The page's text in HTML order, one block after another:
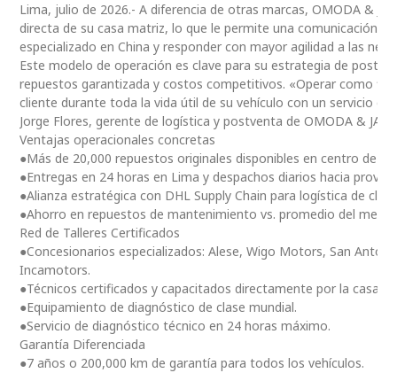
Lima, julio de 2026.- A diferencia de otras marcas, OMODA &
directa de su casa matriz, lo que le permite una comunicación
especializado en China y responder con mayor agilidad a las
Este modelo de operación es clave para su estrategia de
repuestos garantizada y costos competitivos. «Operar como
cliente durante toda la vida útil de su vehículo con un servicio
Jorge Flores, gerente de logística y postventa de OMODA &
Ventajas operacionales concretas
●Más de 20,000 repuestos originales disponibles en centro de
●Entregas en 24 horas en Lima y despachos diarios hacia
●Alianza estratégica con DHL Supply Chain para logística de
●Ahorro en repuestos de mantenimiento vs. promedio del
Red de Talleres Certificados
●Concesionarios especializados: Alese, Wigo Motors, San
Incamotors.
●Técnicos certificados y capacitados directamente por la casa
●Equipamiento de diagnóstico de clase mundial.
●Servicio de diagnóstico técnico en 24 horas máximo.
Garantía Diferenciada
●7 años o 200,000 km de garantía para todos los vehículos.